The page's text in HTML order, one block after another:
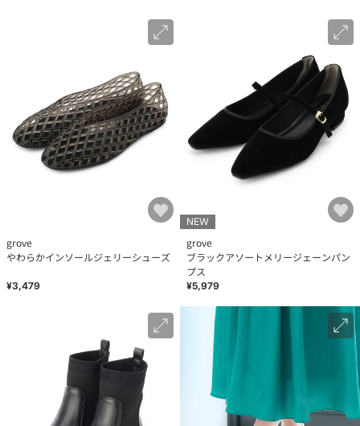
grove
やわらかインソールジェリーシューズ
¥3,479
NEW
grove
ブラックアソートメリージェーンパン
プス
¥5,979